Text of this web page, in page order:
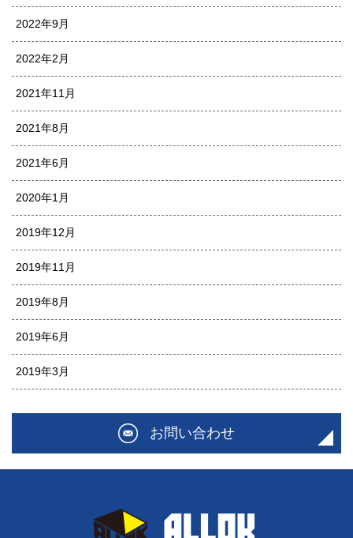
2022年9月
2022年2月
2021年11月
2021年8月
2021年6月
2020年1月
2019年12月
2019年11月
2019年8月
2019年6月
2019年3月
お問い合わせ